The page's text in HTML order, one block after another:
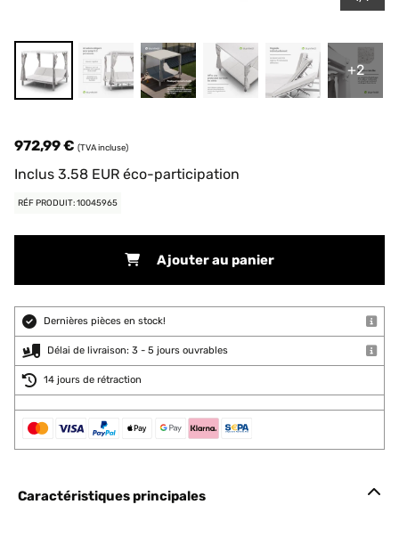
+2
972,99 € (TVA incluse)
Inclus 3.58 EUR éco-participation
RÉF PRODUIT: 10045965
Ajouter au panier
Dernières pièces en stock!
Délai de livraison: 3 - 5 jours ouvrables
14 jours de rétraction
Caractéristiques principales